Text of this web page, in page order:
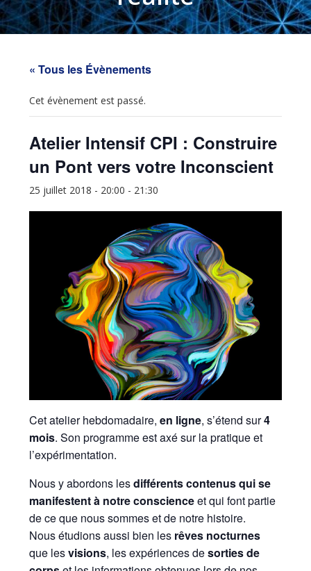
« Tous les Évènements
Cet évènement est passé.
Atelier Intensif CPI : Construire
un Pont vers votre Inconscient
25 juillet 2018 - 20:00 - 21:30
Cet atelier hebdomadaire,en ligne, s’étend sur4
mois. Son programme est axé sur la pratique et
l’expérimentation.
Nous y abordons lesdifférents contenus qui se
manifestent à notre conscienceet qui font partie
de ce que nous sommes et de notre histoire.
Nous étudions aussi bien les rêves nocturnes
que lesvisions, les expériences desorties de